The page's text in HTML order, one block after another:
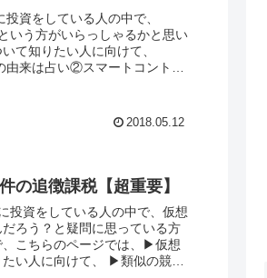
資をしている人の中で、
いう方がいらっしゃるかと思い
て知りたい人に向けて、
来は占い②スマートコントラ
よりもオトクな買い方をまと
2018.05.12
の追徴課税【超重要】
投資をしている人の中で、仮想
ろう？と疑問に思っている方
こちらのページでは、▶仮想
い人に向けて、 ▶類似の競馬